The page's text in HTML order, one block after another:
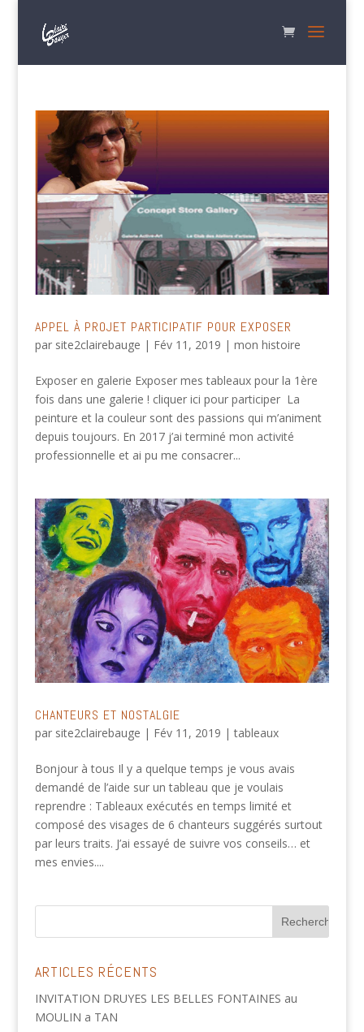
APPEL À PROJET PARTICIPATIF POUR EXPOSER
par site2clairebauge | Fév 11, 2019 | mon histoire
Exposer en galerie Exposer mes tableaux pour la 1ère
fois dans une galerie ! cliquer ici pour participer La
peinture et la couleur sont des passions qui m’animent
depuis toujours. En 2017 j’ai terminé mon activité
professionnelle et ai pu me consacrer...
CHANTEURS ET NOSTALGIE
par site2clairebauge | Fév 11, 2019 |tableaux
Bonjour à tous Il y a quelque temps je vous avais
demandé de l’aide sur un tableau que je voulais
reprendre : Tableaux exécutés en temps limité et
composé des visages de 6 chanteurs suggérés surtout
par leurs traits. J’ai essayé de suivre vos conseils… et
mes envies....
ARTICLES RÉCENTS
INVITATION DRUYES LES BELLES FONTAINES au
MOULIN a TAN